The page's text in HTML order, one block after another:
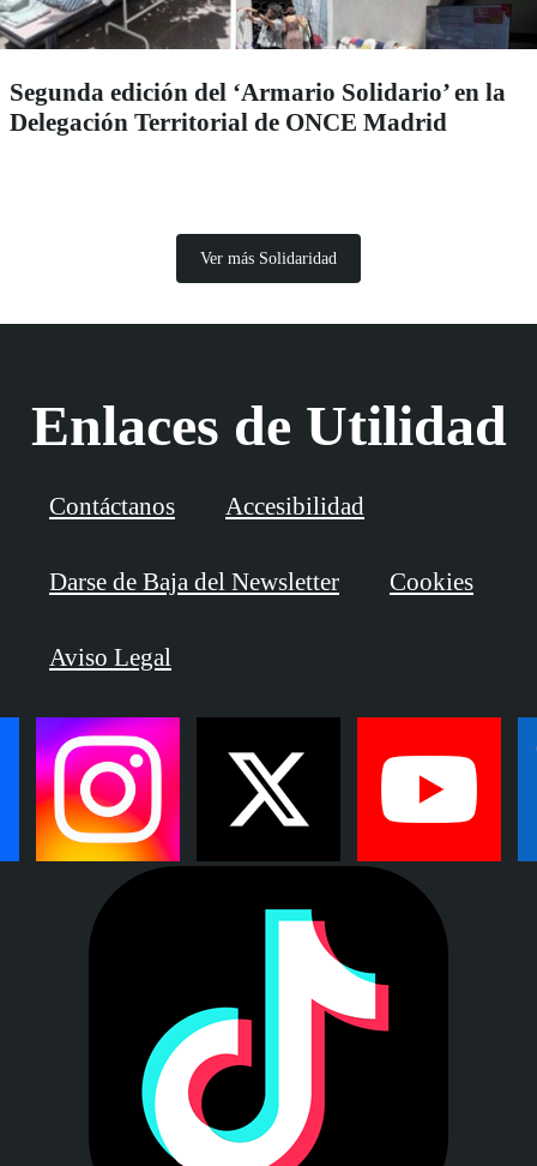
Segunda edición del ‘Armario Solidario’ en la
Delegación Territorial de ONCE Madrid
Ver más Solidaridad
Enlaces de Utilidad
Contáctanos Accesibilidad
Darse de Baja del Newsletter Cookies
Aviso Legal